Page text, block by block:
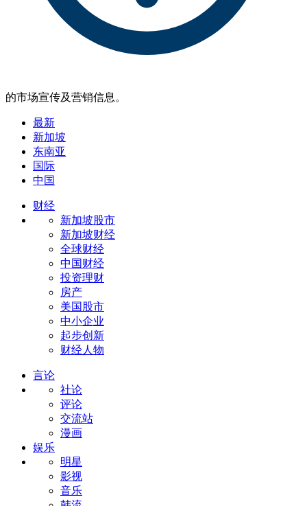
的市场宣传及营销信息。
最新
新加坡
东南亚
国际
中国
财经
新加坡股市
新加坡财经
全球财经
中国财经
投资理财
房产
美国股市
中小企业
起步创新
财经人物
言论
社论
评论
交流站
漫画
娱乐
明星
影视
音乐